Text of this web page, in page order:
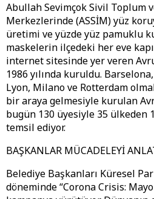
Abullah Sevimçok Sivil Toplum
Merkezlerinde (ASSİM) yüz
üretimi ve yüzde yüz pamuklu
maskelerin ilçedeki her eve kapı
internet sitesinde yer veren
1986 yılında kuruldu.
Lyon, Milano ve Rotterdam
bir araya gelmesiyle kurulan
bugün 130 üyesiyle 35 ülkeden
temsil ediyor.
BAŞKANLAR MÜCADELEYİ
Belediye Başkanları Küresel
döneminde “Corona Crisis: